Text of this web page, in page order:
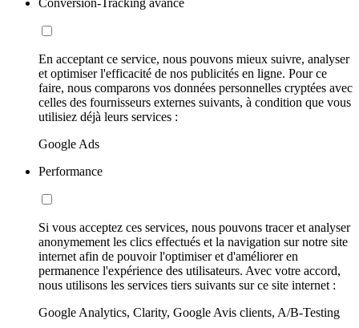
En acceptant ce service, nous pouvons mieux suivre, analyser
et optimiser l'efficacité de nos publicités en ligne. Pour ce
faire, nous comparons vos données personnelles cryptées avec
celles des fournisseurs externes suivants, à condition que vous
utilisiez déjà leurs services :
Google Ads
Performance
Si vous acceptez ces services, nous pouvons tracer et analyser
anonymement les clics effectués et la navigation sur notre site
internet afin de pouvoir l'optimiser et d'améliorer en
permanence l'expérience des utilisateurs. Avec votre accord,
nous utilisons les services tiers suivants sur ce site internet :
Google Analytics, Clarity, Google Avis clients, A/B-Testing